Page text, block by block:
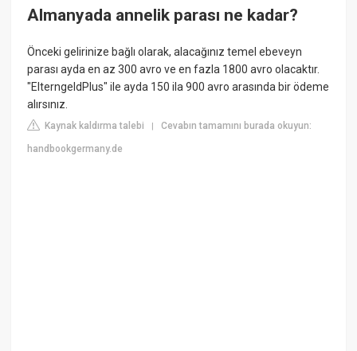
Almanyada annelik parası ne kadar?
Önceki gelirinize bağlı olarak, alacağınız temel ebeveyn
parası ayda en az 300 avro ve en fazla 1800 avro olacaktır.
"ElterngeldPlus" ile ayda 150 ila 900 avro arasında bir ödeme
alırsınız.
Kaynak kaldırma talebi |Cevabın tamamını burada okuyun:
handbookgermany.de